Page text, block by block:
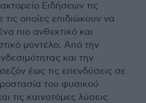
Ειδήσεων τις
οποίες επιδιώκουν να
πιο ανθεκτικό και
μοντέλο. Από την
και την
έως τις επενδύσεις σε
του φυσικού
τις καινοτόμες λύσεις